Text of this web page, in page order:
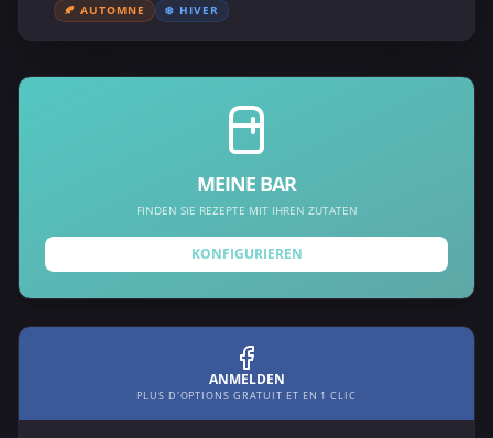
🍂 AUTOMNE ❄️ HIVER
MEINE BAR
FINDEN SIE REZEPTE MIT IHREN ZUTATEN
KONFIGURIEREN
ANMELDEN
PLUS D'OPTIONS GRATUIT ET EN 1 CLIC